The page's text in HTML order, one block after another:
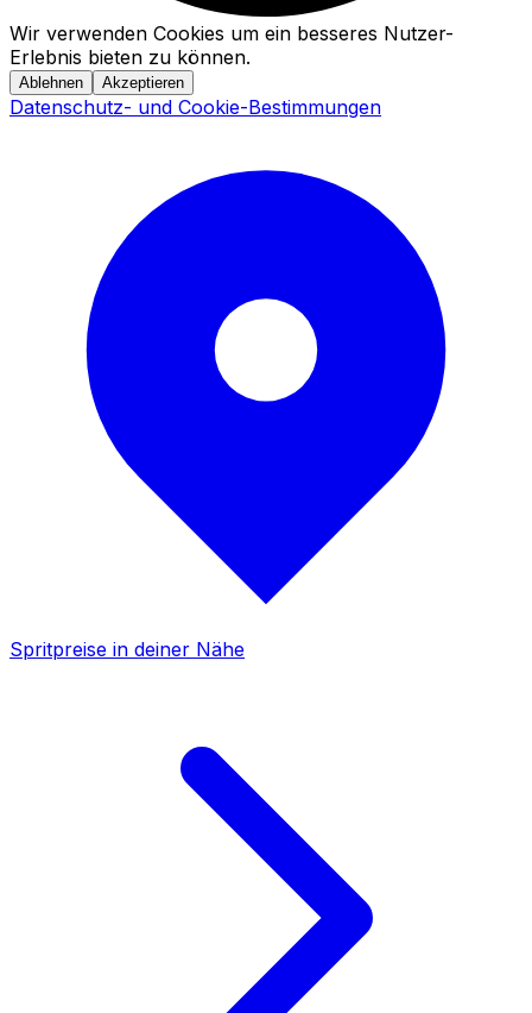
Wir verwenden Cookies um ein besseres Nutzer-
Erlebnis bieten zu können.
Ablehnen Akzeptieren
Datenschutz- und Cookie-Bestimmungen
Spritpreise in deiner Nähe